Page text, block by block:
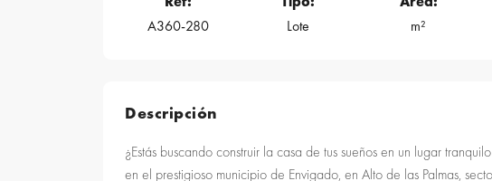
A360-280
Lote
m²
Descripción
¿Estás buscando construir la casa de tus sueños en un lugar
en el prestigioso municipio de Envigado, en Alto de las Palmas,